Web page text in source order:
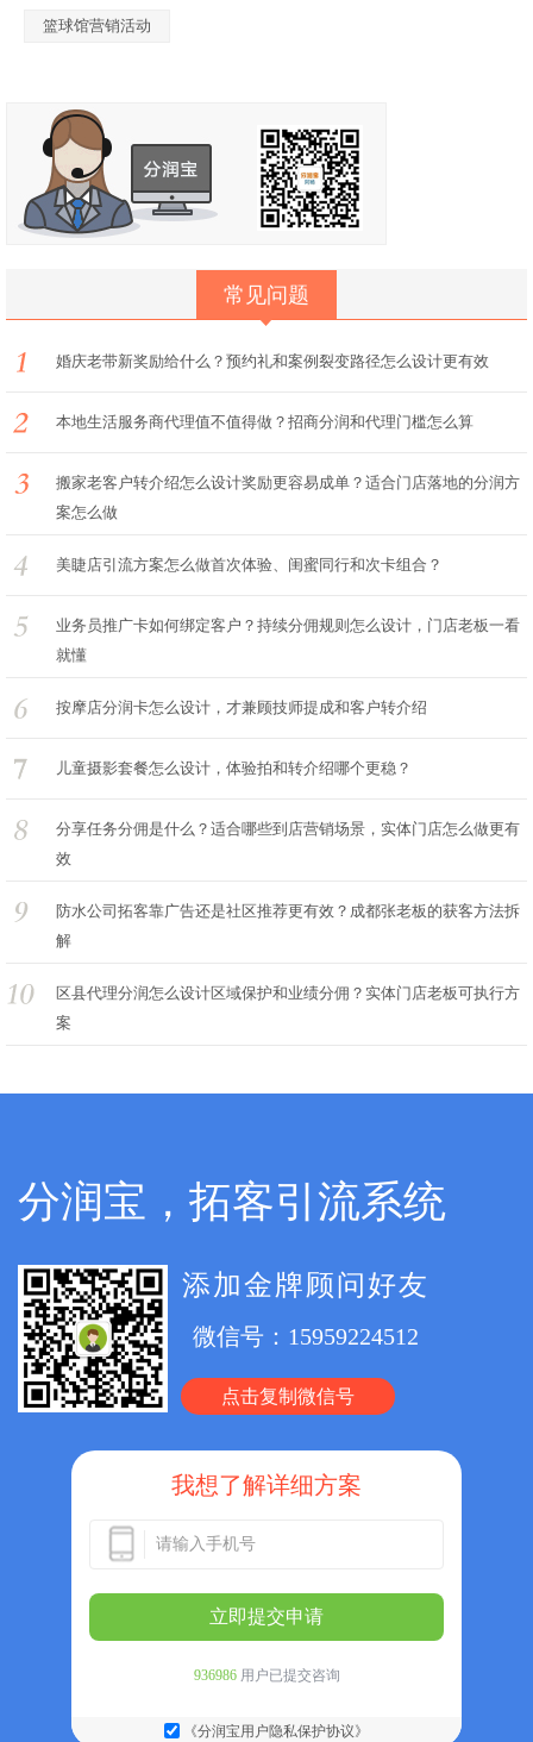
篮球馆营销活动
常见问题
婚庆老带新奖励给什么？预约礼和案例裂变路径怎么设计更有效
本地生活服务商代理值不值得做？招商分润和代理门槛怎么算
搬家老客户转介绍怎么设计奖励更容易成单？适合门店落地的分润方
案怎么做
美睫店引流方案怎么做首次体验、闺蜜同行和次卡组合？
业务员推广卡如何绑定客户？持续分佣规则怎么设计，门店老板一看
就懂
按摩店分润卡怎么设计，才兼顾技师提成和客户转介绍
儿童摄影套餐怎么设计，体验拍和转介绍哪个更稳？
分享任务分佣是什么？适合哪些到店营销场景，实体门店怎么做更有
效
防水公司拓客靠广告还是社区推荐更有效？成都张老板的获客方法拆
解
区县代理分润怎么设计区域保护和业绩分佣？实体门店老板可执行方
案
分润宝，拓客引流系统
添加金牌顾问好友
微信号： 15959224512
点击复制微信号
我想了解详细方案
立即提交申请
936986用户已提交咨询
《分润宝用户隐私保护协议》